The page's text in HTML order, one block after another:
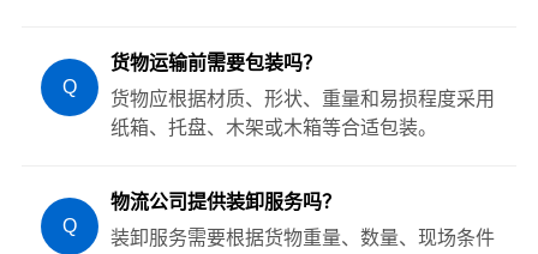
Q
货物运输前需要包装吗？
货物应根据材质、形状、重量和易损程度采用
纸箱、托盘、木架或木箱等合适包装。
Q
物流公司提供装卸服务吗？
装卸服务需要根据货物重量、数量、现场条件